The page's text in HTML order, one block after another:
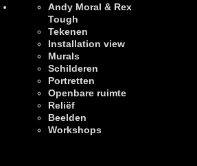
Andy Moral & Rex
Tough
Tekenen
Installation view
Murals
Schilderen
Portretten
Openbare ruimte
Reliëf
Beelden
Workshops